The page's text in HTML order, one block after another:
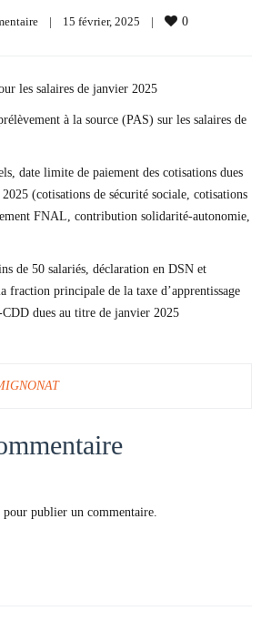
| 15 février, 2025 | 0
les salaires de janvier 2025
à la source (PAS) sur les salaires de
date limite de paiement des cotisations dues
(cotisations de sécurité sociale, cotisations
FNAL, contribution solidarité-autonomie,
de 50 salariés, déclaration en DSN et
fraction principale de la taxe d’apprentissage
dues au titre de janvier 2025
pour publier un commentaire.